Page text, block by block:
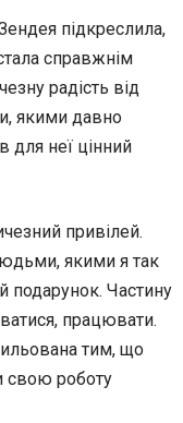
підкреслила,
справжнім
радість від
якими давно
для неї цінний
привілей.
якими я так
подарунок. Частину
працювати.
тим, що
свою роботу